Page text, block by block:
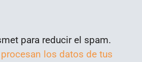
para reducir el spam.
los datos de tus